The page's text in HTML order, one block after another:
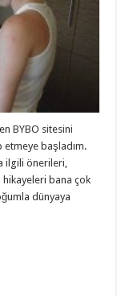
BYBO sitesini
etmeye başladım.
ilgili önerileri,
bana çok
dünyaya